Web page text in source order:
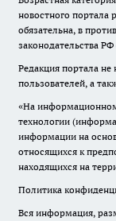
новостного портала
обязательна, в
законодательства
Редакция портала не
пользователей, а
«На
технологии
информации на
относящихся к
находящихся на
Политика
Вся информация,